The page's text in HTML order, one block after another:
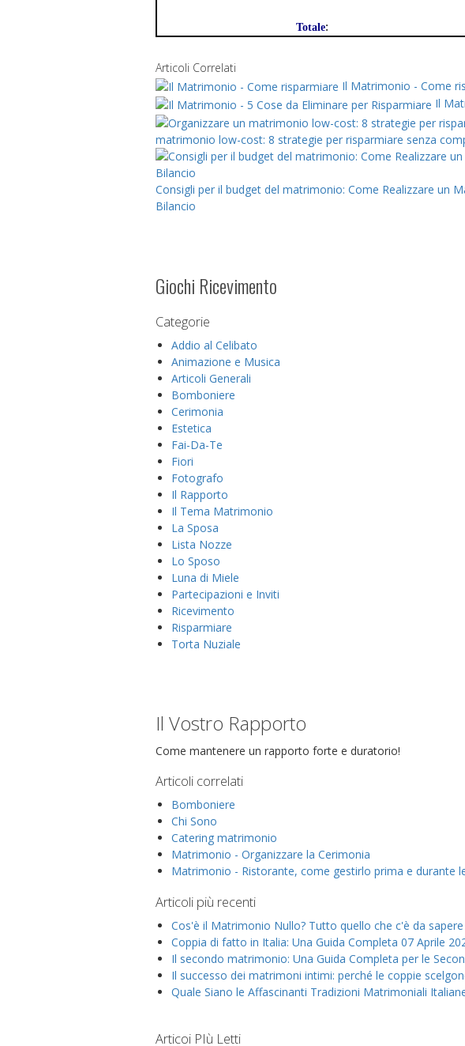
Totale:
Articoli Correlati
Il Matrimonio - Come
Il
matrimonio low-cost: 8 strategie per risparmiare senza
Consigli per il budget del matrimonio: Come Realizzare un
Bilancio
Giochi Ricevimento
Categorie
Addio al Celibato
Animazione e Musica
Articoli Generali
Bomboniere
Cerimonia
Estetica
Fai-Da-Te
Fiori
Fotografo
Il Rapporto
Il Tema Matrimonio
La Sposa
Lista Nozze
Lo Sposo
Luna di Miele
Partecipazioni e Inviti
Ricevimento
Risparmiare
Torta Nuziale
Il Vostro Rapporto
Come mantenere un rapporto forte e duratorio!
Articoli correlati
Bomboniere
Chi Sono
Catering matrimonio
Matrimonio - Organizzare la Cerimonia
Matrimonio - Ristorante, come gestirlo prima e durante
Articoli più recenti
Cos'è il Matrimonio Nullo? Tutto quello che c'è da sapere
Coppia di fatto in Italia: Una Guida Completa 07 Aprile
Il secondo matrimonio: Una Guida Completa per le
Il successo dei matrimoni intimi: perché le coppie
Quale Siano le Affascinanti Tradizioni Matrimoniali
Articoi PIù Letti